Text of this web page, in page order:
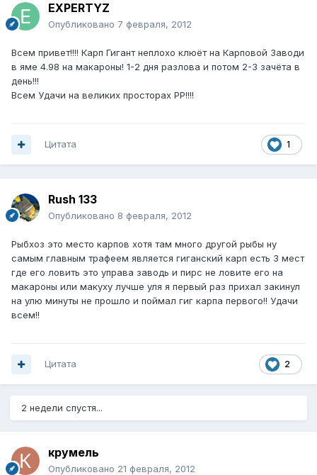
EXPERTYZ
Опубликовано 7 февраля, 2012
Всем привет!!!! Карп Гигант неплохо клюёт на Карповой Заводи
в яме 4.98 на макароны! 1-2 дня разлова и потом 2-3 зачёта в
день!!!
Всем Удачи на великих просторах РР!!!!
1
Цитата
Rush 133
Опубликовано 8 февраля, 2012
Рыбхоз это место карпов хотя там много другой рыбы ну
самым главным трафеем является гиганский карп есть 3 мест
где его ловить это управа заводь и пирс не ловите его на
макароны или макуху лучше уля я первый раз прихал закинул
на улю минуты не прошло и поймал гиг карпа первого!! Удачи
всем!!
2
Цитата
2 недели спустя...
крумель
Опубликовано 21 февраля, 2012